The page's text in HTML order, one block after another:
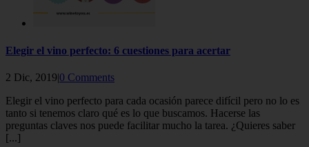
Elegir el vino perfecto: 6 cuestiones para acertar
2 Dic, 2019|0 Comments
Elegir el vino perfecto para cada ocasión parece difícil pero no lo es
tanto si tenemos claro qué es lo que buscamos. Hacerse las
preguntas claves nos puede facilitar mucho la tarea. ¿Quieres saber
[...]